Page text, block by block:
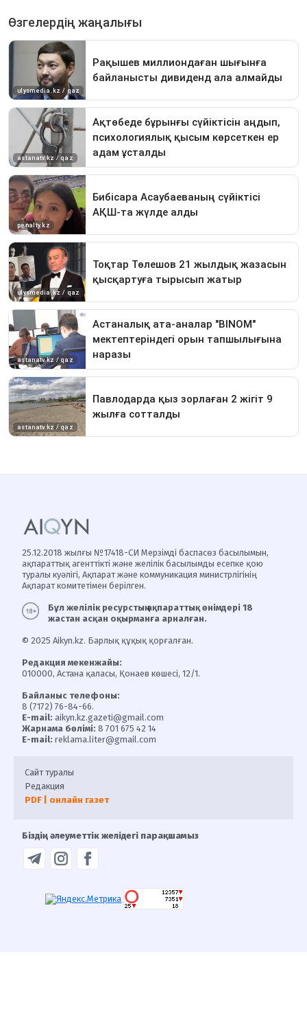
25.12.2018 жылғы №17418-СИ Мерзімді баспасөз басылымын,
ақпараттық агенттікті және желілік басылымды есепке қою
туралы куәлігі, Ақпарат және коммуникация министрлігінің
Ақпарат комитетімен берілген.
Бұл желілік ресурстың ақпараттық өнімдері 18
жастан асқан оқырманға арналған.
© 2025 Aikyn.kz. Барлық құқық қорғалған.
Редакция мекенжайы:
010000, Астана қаласы, Қонаев көшесі, 12/1.
Байланыс телефоны:
8 (7172) 76-84-66.
E-mail: aikyn.kz.gazeti@gmail.com
Жарнама бөлімі: 8 701 675 42 14
E-mail: reklama.liter@gmail.com
Сайт туралы
Редакция
PDF | онлайн газет
Біздің әлеуметтік желідегі парақшамыз